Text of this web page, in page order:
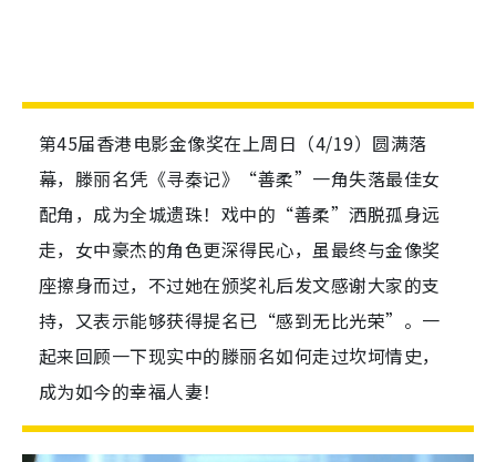
第45届香港电影金像奖在上周日（4/19）圆满落
幕，滕丽名凭《寻秦记》“善柔”一角失落最佳女
配角，成为全城遗珠！戏中的“善柔”洒脱孤身远
走，女中豪杰的角色更深得民心，虽最终与金像奖
座擦身而过，不过她在颁奖礼后发文感谢大家的支
持，又表示能够获得提名已“感到无比光荣”。一
起来回顾一下现实中的滕丽名如何走过坎坷情史，
成为如今的幸福人妻！